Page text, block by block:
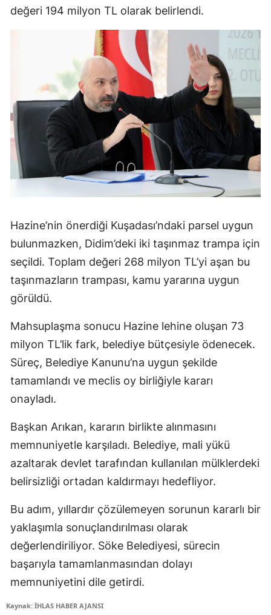
değeri 194 milyon TL olarak belirlendi.
Hazine’nin önerdiği Kuşadası’ndaki parsel uygun
bulunmazken, Didim’deki iki taşınmaz trampa için
seçildi. Toplam değeri 268 milyon TL’yi aşan bu
taşınmazların trampası, kamu yararına uygun
görüldü.
Mahsuplaşma sonucu Hazine lehine oluşan 73
milyon TL’lik fark, belediye bütçesiyle ödenecek.
Süreç, Belediye Kanunu’na uygun şekilde
tamamlandı ve meclis oy birliğiyle kararı
onayladı.
Başkan Arıkan, kararın birlikte alınmasını
memnuniyetle karşıladı. Belediye, mali yükü
azaltarak devlet tarafından kullanılan mülklerdeki
belirsizliği ortadan kaldırmayı hedefliyor.
Bu adım, yıllardır çözülemeyen sorunun kararlı bir
yaklaşımla sonuçlandırılması olarak
değerlendiriliyor. Söke Belediyesi, sürecin
başarıyla tamamlanmasından dolayı
memnuniyetini dile getirdi.
Kaynak: İHLAS HABER AJANSI